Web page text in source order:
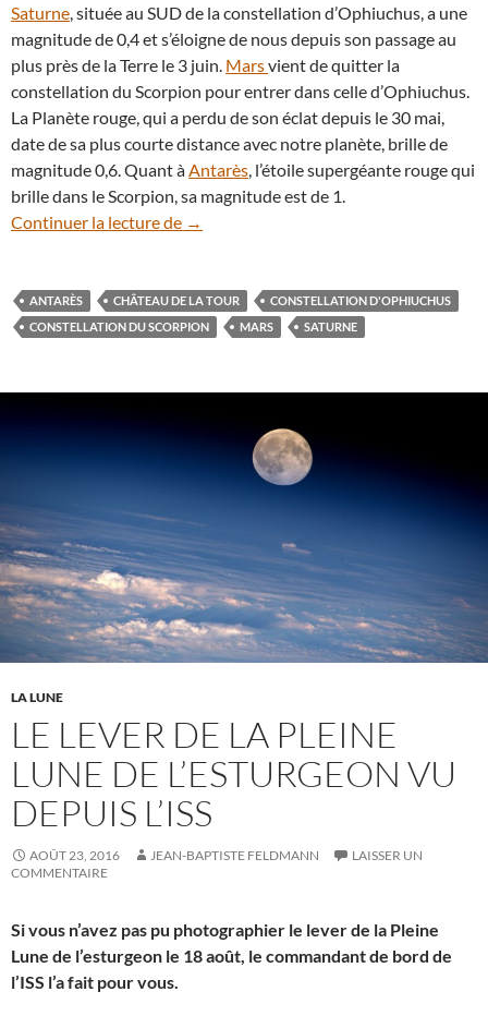
Saturne , située au SUD de la constellation d’Ophiuchus, a une
magnitude de 0,4 et s’éloigne de nous depuis son passage au
plus près de la Terre le 3 juin. Marsvient de quitter la
constellation du Scorpion pour entrer dans celle d’Ophiuchus.
La Planète rouge, qui a perdu de son éclat depuis le 30 mai,
date de sa plus courte distance avec notre planète, brille de
magnitude 0,6. Quant à Antarès , l’étoile supergéante rouge qui
brille dans le Scorpion, sa magnitude est de 1.
Continuer la lecture de
Saturne, Mars et Antarès s’alignent au
→
ANTARÈS CHÂTEAU DE LA TOUR
CONSTELLATION D'OPHIUCHUS
CONSTELLATION DU SCORPION
MARS SATURNE
LA LUNE
LE LEVER DE LA PLEINE
LUNE DE L’ESTURGEON VU
DEPUIS L’ISS
AOÛT 23, 2016 JEAN-BAPTISTE FELDMANN
LAISSER UN
COMMENTAIRE
Si vous n’avez pas pu photographier le lever de la Pleine
Lune de l’esturgeon le 18 août, le commandant de bord de
l’ISS l’a fait pour vous.